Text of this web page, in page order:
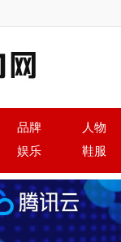
品牌 人物
娱乐 鞋服